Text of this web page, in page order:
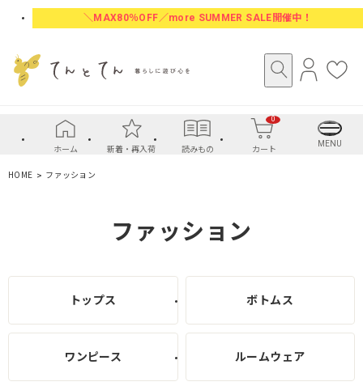
＼MAX80％OFF／more SUMMER SALE開催中！
に
入
り
ホーム 新着・再入荷 読みもの カート
0
MENU
HOME ファッション
ファッション
トップス ボトムス
ワンピース ルームウェア